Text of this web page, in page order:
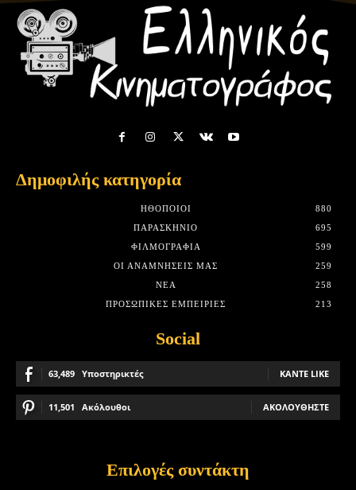
Δημοφιλής κατηγορία
HΘΟΠΟΙΟΊ
880
ΠΑΡΑΣΚΉΝΙΟ
695
ΦΙΛΜΟΓΡΑΦΊΑ
599
ΟΙ ΑΝΑΜΝΉΣΕΙΣ ΜΑΣ
259
ΝΈΑ
258
ΠΡΟΣΩΠΙΚΈΣ ΕΜΠΕΙΡΊΕΣ
213
Social
63,489 Υποστηρικτές ΚΆΝΤΕ LIKE
11,501 Ακόλουθοι ΑΚΟΛΟΥΘΉΣΤΕ
Επιλογές συντάκτη